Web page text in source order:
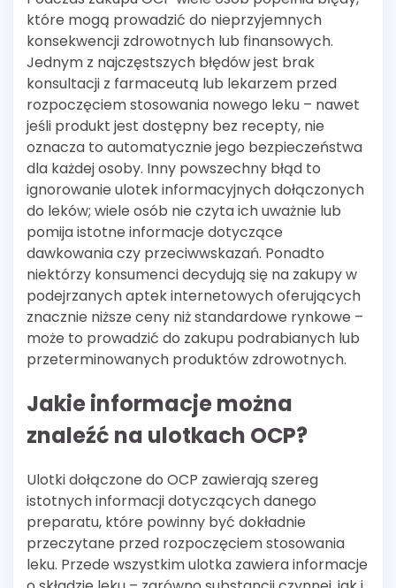
które mogą prowadzić do nieprzyjemnych
konsekwencji zdrowotnych lub finansowych.
Jednym z najczęstszych błędów jest brak
konsultacji z farmaceutą lub lekarzem przed
rozpoczęciem stosowania nowego leku – nawet
jeśli produkt jest dostępny bez recepty, nie
oznacza to automatycznie jego bezpieczeństwa
dla każdej osoby. Inny powszechny błąd to
ignorowanie ulotek informacyjnych dołączonych
do leków; wiele osób nie czyta ich uważnie lub
pomija istotne informacje dotyczące
dawkowania czy przeciwwskazań. Ponadto
niektórzy konsumenci decydują się na zakupy w
podejrzanych aptek internetowych oferujących
znacznie niższe ceny niż standardowe rynkowe –
może to prowadzić do zakupu podrabianych lub
przeterminowanych produktów zdrowotnych.
Jakie informacje można
znaleźć na ulotkach OCP?
Ulotki dołączone do OCP zawierają szereg
istotnych informacji dotyczących danego
preparatu, które powinny być dokładnie
przeczytane przed rozpoczęciem stosowania
leku. Przede wszystkim ulotka zawiera informacje